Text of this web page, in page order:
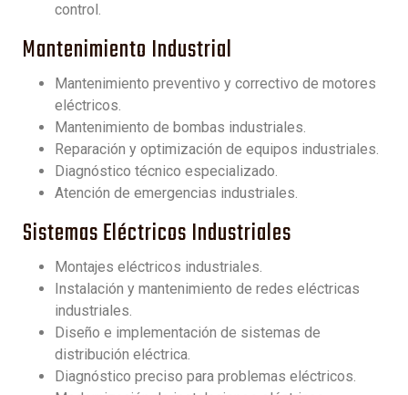
control.
Mantenimiento Industrial
Mantenimiento preventivo y correctivo de motores
eléctricos.
Mantenimiento de bombas industriales.
Reparación y optimización de equipos industriales.
Diagnóstico técnico especializado.
Atención de emergencias industriales.
Sistemas Eléctricos Industriales
Montajes eléctricos industriales.
Instalación y mantenimiento de redes eléctricas
industriales.
Diseño e implementación de sistemas de
distribución eléctrica.
Diagnóstico preciso para problemas eléctricos.